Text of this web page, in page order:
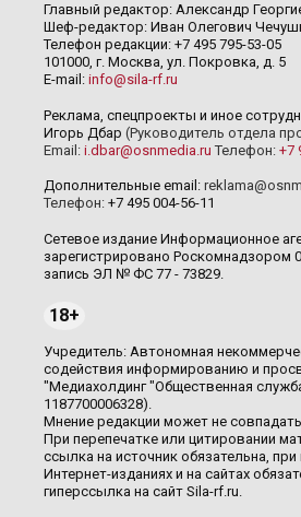
Главный редактор: Александр
Шеф-редактор: Иван Олегович
Телефон редакции: +7 495 795-53-05
101000, г. Москва, ул. Покровка, д. 5
E-mail: info@sila-rf.ru
Реклама, спецпроекты и иное
Игорь Дбар (Руководитель отдела
Email: i.dbar@osnmedia.ru Телефон: +7
Дополнительные email:
Телефон: +7 495 004-56-11
Сетевое издание Информационное
зарегистрировано Роскомнадзором
запись ЭЛ № ФС 77 - 73829.
18+
Учредитель: Автономная
содействия информированию и
"Медиахолдинг "Общественная
1187700006328).
Мнение редакции может не
При перепечатке или цитировании
ссылка на источник обязательна,
Интернет-изданиях и на сайтах
гиперссылка на сайт Sila-rf.ru.